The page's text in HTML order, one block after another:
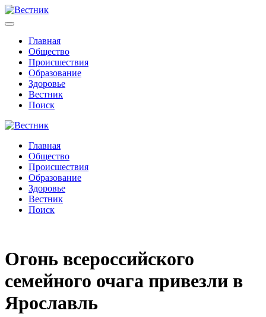
Главная
Общество
Происшествия
Образование
Здоровье
Вестник
Поиск
Главная
Общество
Происшествия
Образование
Здоровье
Вестник
Поиск
Огонь всероссийского
семейного очага привезли в
Ярославль